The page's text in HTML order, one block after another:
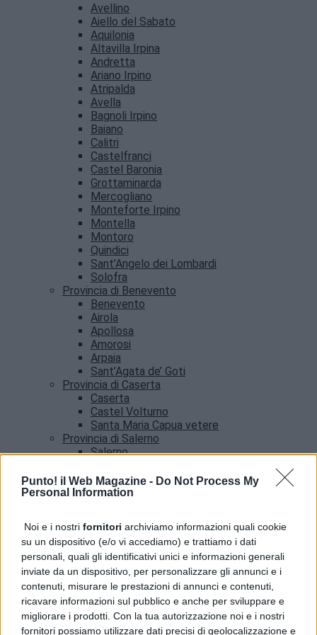
Punto! il Web Magazine - Do Not Process My
Personal Information
Noi e i nostri fornitori archiviamo informazioni quali cookie
su un dispositivo (e/o vi accediamo) e trattiamo i dati
personali, quali gli identificativi unici e informazioni generali
inviate da un dispositivo, per personalizzare gli annunci e i
contenuti, misurare le prestazioni di annunci e contenuti,
ricavare informazioni sul pubblico e anche per sviluppare e
migliorare i prodotti. Con la tua autorizzazione noi e i nostri
fornitori possiamo utilizzare dati precisi di geolocalizzazione e
Avellino
Aiello del Sabato
Aquilonia
Altavilla Irpina
Andretta
Ariano Irpino
Atripalda
Avella
Bagnoli Irpino
Baiano
Calitri
Castelfranci
Castel Baronia
Grottaminarda
Mercogliano
Monteforte Irpino
Montella
Montoro
Quindici
Sant’Angelo dei Lombardi
Solofra
Provincia di Benevento
Benevento
Airola
Apollosa
Amorosi
Arpaia
Sant’Agata de’ Goti
Provincia di Caserta
Caserta
Castel Volturno
Santa Maria Capua vetere
Provincia di Salerno
Salerno
Amalfi
Angri
Procida, truffa a un’anziana e si nasconde tra i
turisti: arrestato